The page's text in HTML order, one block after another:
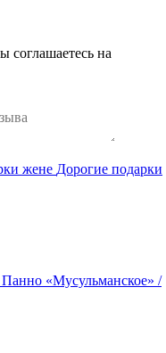
на
жене Дорогие подарки
Панно «Мусульманское» /